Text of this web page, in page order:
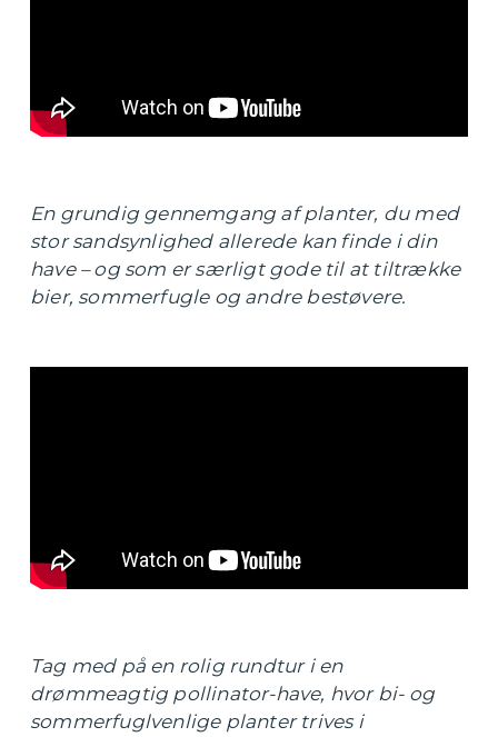
En grundig gennemgang af planter, du med
stor sandsynlighed allerede kan finde i din
have – og som er særligt gode til at tiltrække
bier, sommerfugle og andre bestøvere.
Tag med på en rolig rundtur i en
drømmeagtig pollinator-have, hvor bi- og
sommerfuglvenlige planter trives i